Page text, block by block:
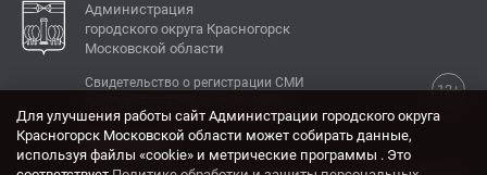
Администрация
городского округа Красногорск
Московской области
12+
Свидетельство о регистрации СМИ
КОНТАКТЫ
Для улучшения работы сайт Администрации городского округа
Красногорск Московской области может собирать данные,
используя файлы «cookie» и метрические программы . Это